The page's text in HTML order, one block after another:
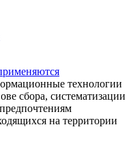
технологии
сбора, систематизации
на территории